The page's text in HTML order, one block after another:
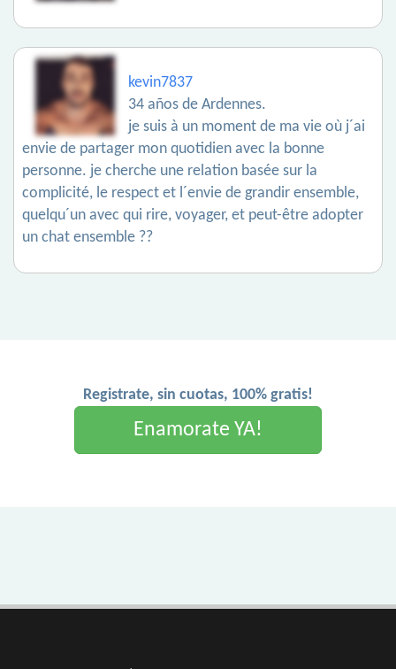
kevin7837
34 años de Ardennes.
je suis à un moment de ma vie où j´ai
envie de partager mon quotidien avec la bonne
personne. je cherche une relation basée sur la
complicité, le respect et l´envie de grandir ensemble,
quelqu´un avec qui rire, voyager, et peut-être adopter
un chat ensemble ??
Registrate, sin cuotas, 100% gratis!
Enamorate YA!